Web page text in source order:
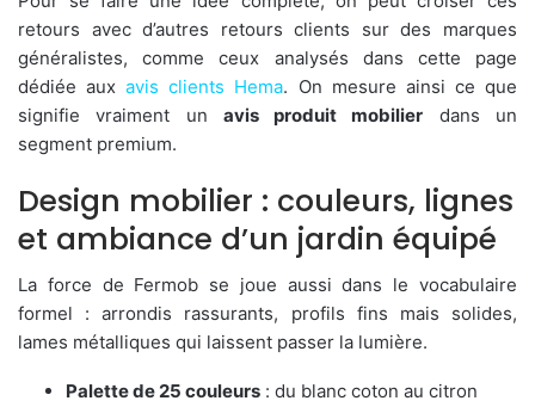
retours avec d’autres retours clients sur des marques
généralistes, comme ceux analysés dans cette page
dédiée auxavis clients Hema. On mesure ainsi ce que
signifie vraiment un avis produit mobilier dans un
segment premium.
Design mobilier : couleurs, lignes
et ambiance d’un jardin équipé
La force de Fermob se joue aussi dans le vocabulaire
formel : arrondis rassurants, profils fins mais solides,
lames métalliques qui laissent passer la lumière.
Palette de 25 couleurs : du blanc coton au citron